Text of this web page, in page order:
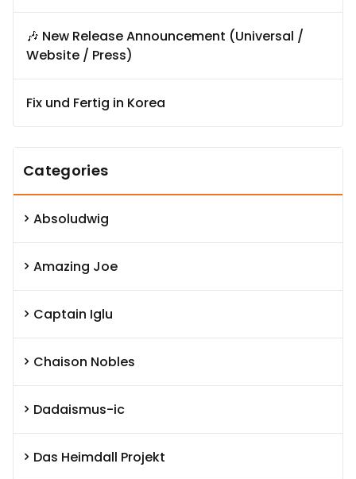
🎶 New Release Announcement (Universal /
Website / Press)
Fix und Fertig in Korea
Categories
Absoludwig
Amazing Joe
Captain Iglu
Chaison Nobles
Dadaismus-ic
Das Heimdall Projekt